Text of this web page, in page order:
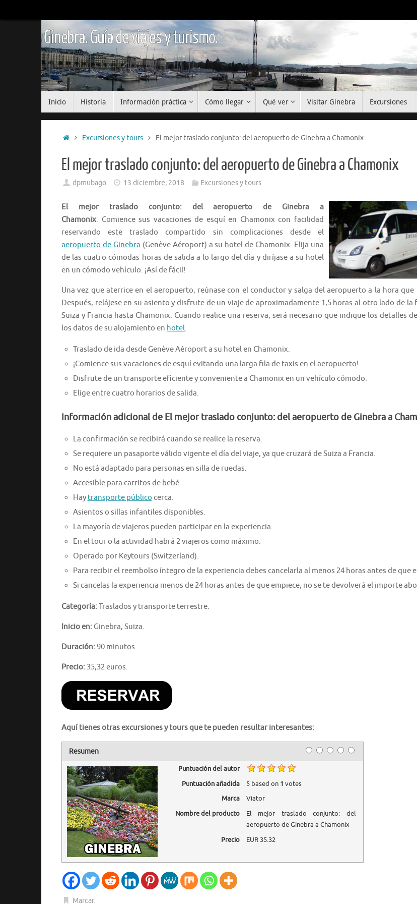
al
Ginebra. Guía de viajes y turismo.
Inicio Historia Información práctica Cómo llegar Qué ver Visitar Ginebra Excursiones
InicioExcursiones y tours El mejor traslado conjunto: del aeropuerto de Ginebra a Chamonix
El mejor traslado conjunto: del aeropuerto de Ginebra a Chamonix
dpmubago 13 diciembre, 2018 Excursiones y tours
El mejor traslado conjunto: del aeropuerto de Ginebra a
Chamonix. Comience sus vacaciones de esquí en Chamonix con facilidad
reservando este traslado compartido sin complicaciones desde el
aeropuerto de Ginebra (Genève Aéroport) a su hotel de Chamonix. Elija una
de las cuatro cómodas horas de salida a lo largo del día y diríjase a su hotel
en un cómodo vehículo. ¡Así de fácil!
Una vez que aterrice en el aeropuerto, reúnase con el conductor y salga del aeropuerto a la hora que
Después, relájese en su asiento y disfrute de un viaje de aproximadamente 1,5 horas al otro lado de
Suiza y Francia hasta Chamonix. Cuando realice una reserva, será necesario que indique los detalles
los datos de su alojamiento en hotel.
Traslado de ida desde Genève Aéroport a su hotel en Chamonix.
¡Comience sus vacaciones de esquí evitando una larga fila de taxis en el aeropuerto!
Disfrute de un transporte eficiente y conveniente a Chamonix en un vehículo cómodo.
Elige entre cuatro horarios de salida.
Información adicional de El mejor traslado conjunto: del aeropuerto de Ginebra a
La confirmación se recibirá cuando se realice la reserva.
Se requiere un pasaporte válido vigente el día del viaje, ya que cruzará de Suiza a Francia.
No está adaptado para personas en silla de ruedas.
Accesible para carritos de bebé.
Hay transporte público cerca.
Asientos o sillas infantiles disponibles.
La mayoría de viajeros pueden participar en la experiencia.
En el tour o la actividad habrá 2 viajeros como máximo.
Operado por Keytours (Switzerland).
Para recibir el reembolso íntegro de la experiencia debes cancelarla al menos 24 horas antes de que
Si cancelas la experiencia menos de 24 horas antes de que empiece, no se te devolverá el importe
Categoría:Traslados y transporte terrestre.
Inicio en: Ginebra, Suiza.
Duración:90 minutos.
Precio: 35,32 euros.
Aquí tienes otras excursiones y tours que te pueden resultar interesantes:
Resumen
Puntuación del autor
Puntuación añadida
5based on 1 votes
Marca
Viator
Nombre del producto
El mejor traslado conjunto: del
aeropuerto de Ginebra a Chamonix
Precio
EUR35.32
Marcar.